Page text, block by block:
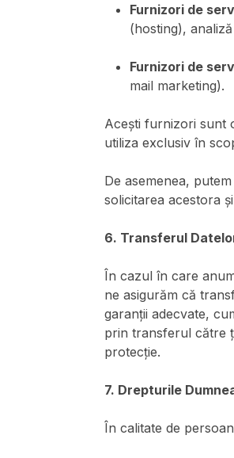
Furnizori de
(hosting),
Furnizori de
mail marketing).
Acești furnizori sunt
utiliza exclusiv în
De asemenea,
solicitarea acestora
6. Transferul
În cazul în care
ne asigurăm că
garanții adecvate,
prin transferul către
protecție.
7. Drepturile
În calitate de